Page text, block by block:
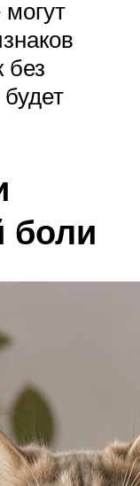
без
боли